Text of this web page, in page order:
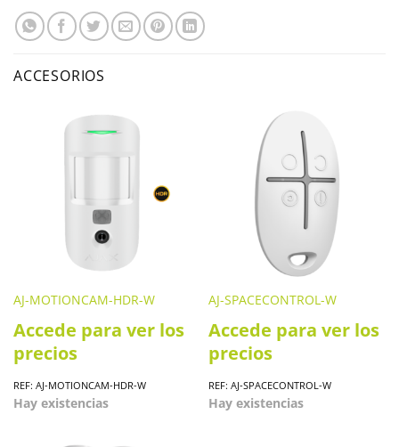
ACCESORIOS
AJ-MOTIONCAM-HDR-W
Accede para ver los
precios
REF: AJ-MOTIONCAM-HDR-W
Hay existencias
AJ-SPACECONTROL-W
Accede para ver los
precios
REF: AJ-SPACECONTROL-W
Hay existencias